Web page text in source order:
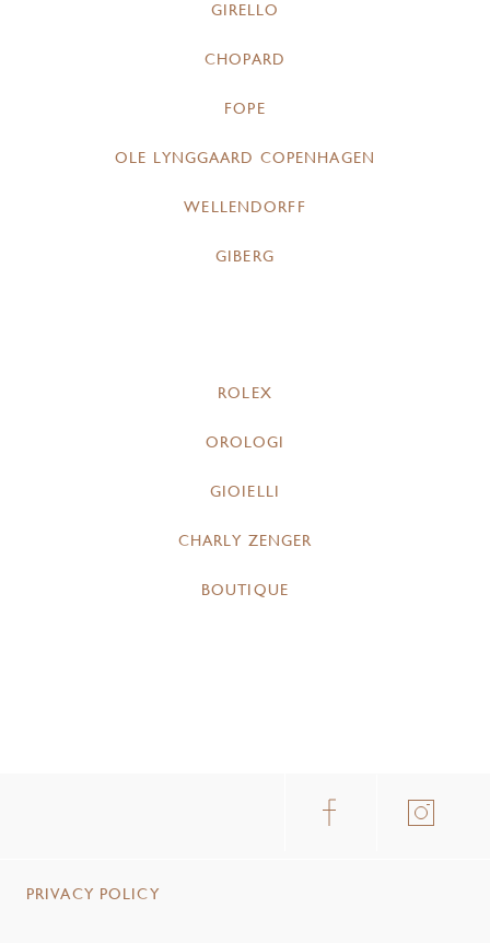
GIRELLO
CHOPARD
FOPE
OLE LYNGGAARD COPENHAGEN
WELLENDORFF
GIBERG
ROLEX
OROLOGI
GIOIELLI
CHARLY ZENGER
BOUTIQUE
PRIVACY POLICY